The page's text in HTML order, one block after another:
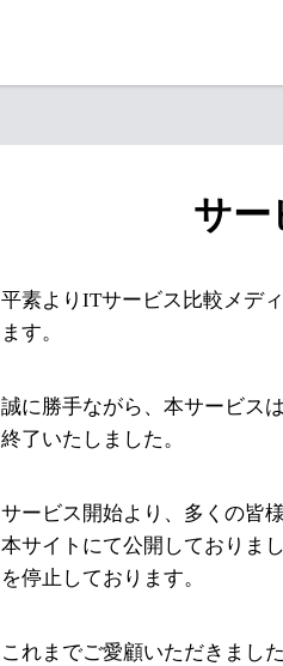
サー
平素よりITサービス比較メデ
ます。
誠に勝手ながら、本サービス
終了いたしました。
サービス開始より、多くの皆
本サイトにて公開しておりま
を停止しております。
これまでご愛顧いただきまし